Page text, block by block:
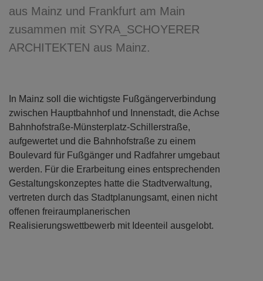
aus Mainz und Frankfurt am Main
zusammen mit SYRA_SCHOYERER
ARCHITEKTEN aus Mainz.
In Mainz soll die wichtigste Fußgängerverbindung
zwischen Hauptbahnhof und Innenstadt, die Achse
Bahnhofstraße-Münsterplatz-Schillerstraße,
aufgewertet und die Bahnhofstraße zu einem
Boulevard für Fußgänger und Radfahrer umgebaut
werden. Für die Erarbeitung eines entsprechenden
Gestaltungskonzeptes hatte die Stadtverwaltung,
vertreten durch das Stadtplanungsamt, einen nicht
offenen freiraumplanerischen
Realisierungswettbewerb mit Ideenteil ausgelobt.